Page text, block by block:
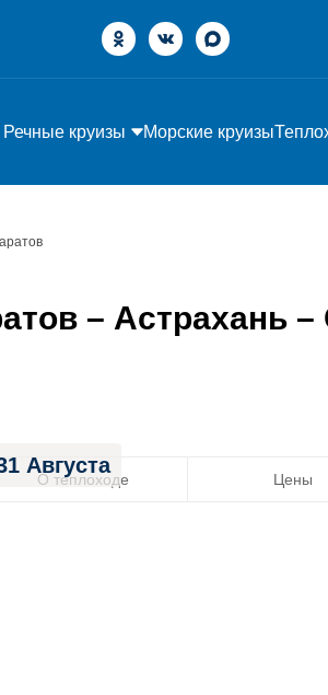
Речные круизы Морские круизы
– Астрахань –
Августа
О теплоходе Цены